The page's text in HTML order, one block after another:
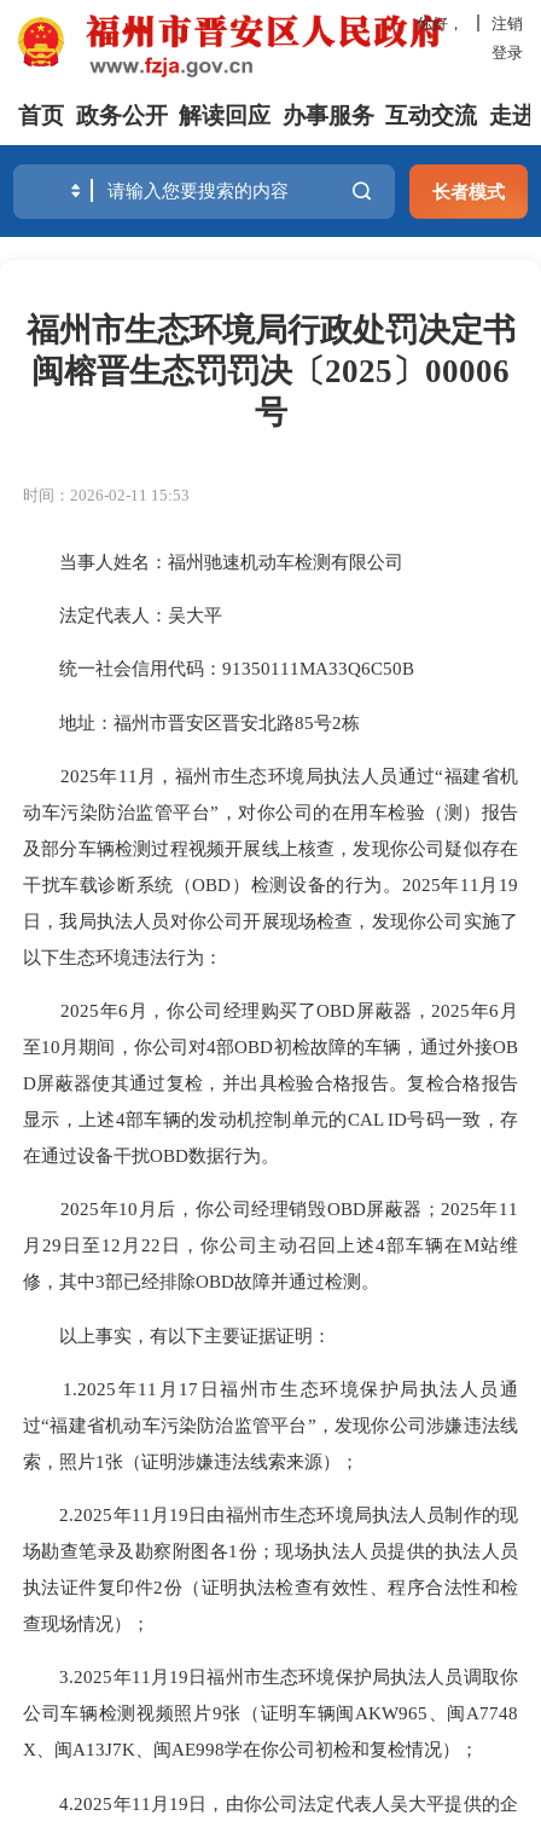
你好，
注销
登录
首页 政务公开 解读回应 办事服务 互动交流 走进
长者模式
福州市生态环境局行政处罚决定书
闽榕晋生态罚罚决〔2025〕00006
号
时间：2026-02-11 15:53
当事人姓名：福州驰速机动车检测有限公司
法定代表人：吴大平
统一社会信用代码：91350111MA33Q6C50B
地址：福州市晋安区晋安北路85号2栋
2025年11月，福州市生态环境局执法人员通过“福建省机
动车污染防治监管平台”，对你公司的在用车检验（测）报告
及部分车辆检测过程视频开展线上核查，发现你公司疑似存在
干扰车载诊断系统（OBD）检测设备的行为。2025年11月19
日，我局执法人员对你公司开展现场检查，发现你公司实施了
以下生态环境违法行为：
2025年6月，你公司经理购买了OBD屏蔽器，2025年6月
至10月期间，你公司对4部OBD初检故障的车辆，通过外接OB
D屏蔽器使其通过复检，并出具检验合格报告。复检合格报告
显示，上述4部车辆的发动机控制单元的CAL ID号码一致，存
在通过设备干扰OBD数据行为。
2025年10月后，你公司经理销毁OBD屏蔽器；2025年11
月29日至12月22日，你公司主动召回上述4部车辆在M站维
修，其中3部已经排除OBD故障并通过检测。
以上事实，有以下主要证据证明：
1.2025年11月17日福州市生态环境保护局执法人员通
过“福建省机动车污染防治监管平台”，发现你公司涉嫌违法线
索，照片1张（证明涉嫌违法线索来源）；
2.2025年11月19日由福州市生态环境局执法人员制作的现
场勘查笔录及勘察附图各1份；现场执法人员提供的执法人员
执法证件复印件2份（证明执法检查有效性、程序合法性和检
查现场情况）；
3.2025年11月19日福州市生态环境保护局执法人员调取你
公司车辆检测视频照片9张（证明车辆闽AKW965、闽A7748
X、闽A13J7K、闽AE998学在你公司初检和复检情况）；
4.2025年11月19日，由你公司法定代表人吴大平提供的企